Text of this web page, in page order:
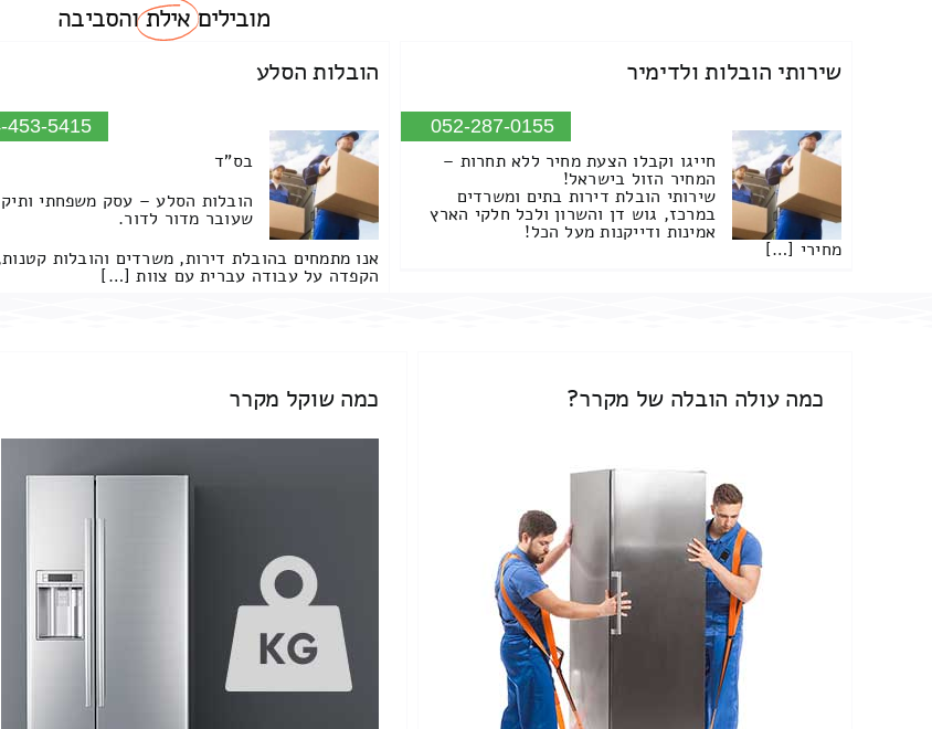
מוביליםאילתוהסביבה
שירותי הובלות ולדימיר
052-287-0155
חייגו וקבלו הצעת מחיר ללא תחרות –
המחיר הזול בישראל!
שירותי הובלת דירות בתים ומשרדים
במרכז, גוש דן והשרון ולכל חלקי הארץ
אמינות ודייקנות מעל הכל!
מחירי […]
הובלות הסלע
453-5415
בס"ד
הובלות הסלע – עסק משפחתי ותיק
שעובר מדור לדור.
אנו מתמחים בהובלת דירות, משרדים והובלות
הקפדה על עבודה עברית עם צוות […]
כמה עולה הובלה של מקרר? כמה שוקל מקרר